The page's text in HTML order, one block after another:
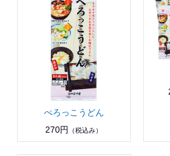
ぺろっこうどん
270円
（税込み）